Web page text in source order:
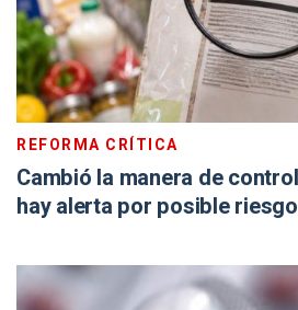
REFORMA CRÍTICA
Cambió la manera de
hay alerta por posible